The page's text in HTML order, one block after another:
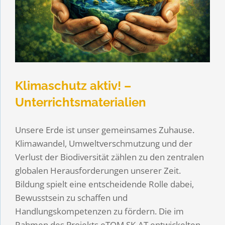
Klimaschutz aktiv! –
Unterrichtsmaterialien
Unsere Erde ist unser gemeinsames Zuhause.
Klimawandel, Umweltverschmutzung und der
Verlust der Biodiversität zählen zu den zentralen
globalen Herausforderungen unserer Zeit.
Bildung spielt eine entscheidende Rolle dabei,
Bewusstsein zu schaffen und
Handlungskompetenzen zu fördern. Die im